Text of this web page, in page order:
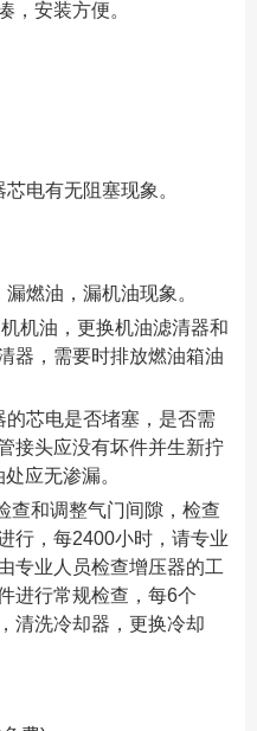
，安装方便。
电有无阻塞现象。
燃油，漏机油现象。
机油，更换机油滤清器和
器，需要时排放燃油箱油
芯电是否堵塞，是否需
接头应没有坏件并生新拧
应无渗漏。
查和调整气门间隙，检查
行，每2400小时，请专业
专业人员检查增压器的工
进行常规检查，每6个
清洗冷却器，更换冷却